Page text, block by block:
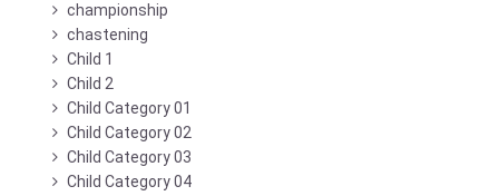
championship
chastening
Child 1
Child 2
Child Category 01
Child Category 02
Child Category 03
Child Category 04